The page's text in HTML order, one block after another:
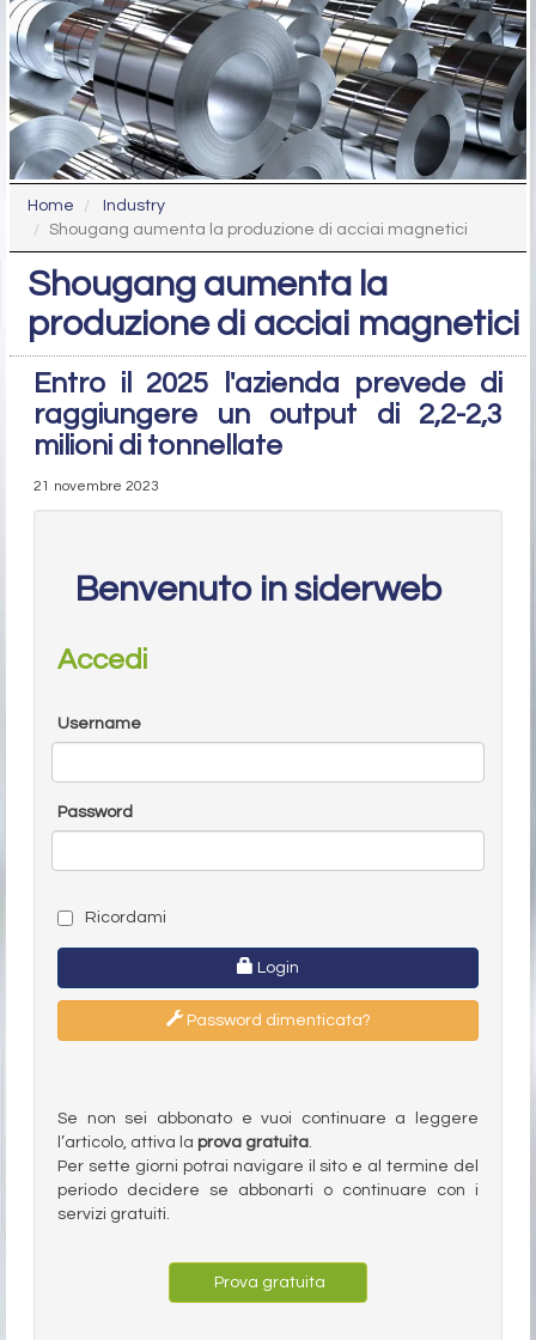
Home
Industry
Shougang aumenta la produzione di acciai magnetici
Shougang aumenta la
produzione di acciai magnetici
Entro il 2025 l'azienda prevede di
raggiungere un output di 2,2-2,3
milioni di tonnellate
21 novembre 2023
Benvenuto in siderweb
Accedi
Username
Password
Ricordami
Login
Password dimenticata?
Se non sei abbonato e vuoi continuare a leggere
l’articolo, attiva la prova gratuita.
Per sette giorni potrai navigare il sito e al termine del
periodo decidere se abbonarti o continuare con i
servizi gratuiti.
Prova gratuita